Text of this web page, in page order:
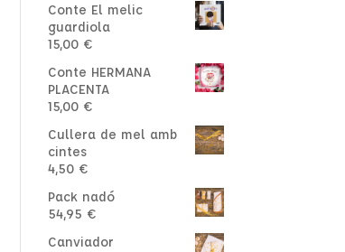
Conte El melic
guardiola
15,00 €
Conte HERMANA
PLACENTA
15,00 €
Cullera de mel amb
cintes
4,50 €
Pack nadó
54,95 €
Canviador